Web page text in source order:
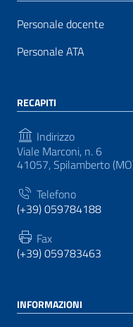
Personale docente
Personale ATA
RECAPITI
Indirizzo
Viale Marconi, n. 6
41057, Spilamberto
Telefono
(+39) 059784188
Fax
(+39) 059783463
INFORMAZIONI